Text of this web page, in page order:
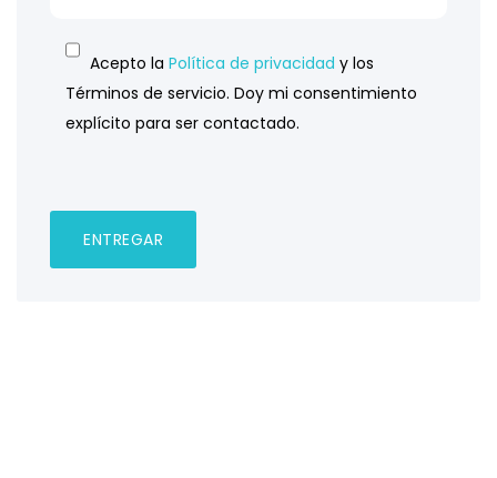
Acepto la Política de privacidad y los
Términos de servicio. Doy mi consentimiento
explícito para ser contactado.